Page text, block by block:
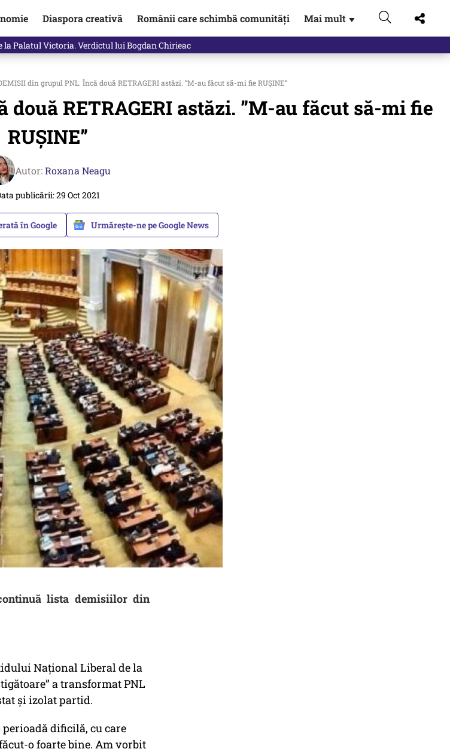
Diaspora creativă Românii care schimbă comunități Mai mult ▼
Palatul Victoria. Verdictul lui Bogdan Chirieac
din grupul PNL. Încă două RETRAGERI astăzi. ”M-au făcut să-mi fie RUȘINE”
RETRAGERI astăzi. ”M-au făcut să-mi fie
RUȘINE”
Autor:Roxana Neagu
publicării: 29 Oct 2021
în Google Urmărește-ne pe Google News
lista demisiilor din
Național Liberal de la
a transformat PNL
și izolat partid.
dificilă, cu care
o foarte bine. Am vorbit